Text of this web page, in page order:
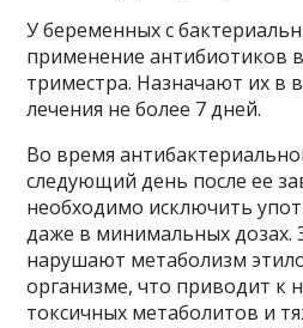
У беременных с
применение антибиотиков
триместра. Назначают их в
лечения не более 7 дней.
Во время
следующий день после ее
необходимо исключить
даже в минимальных дозах.
нарушают метаболизм
организме, что приводит к
токсичных метаболитов и